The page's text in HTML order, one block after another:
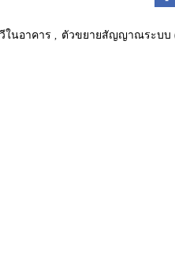
ในอาคาร ตัวขยายสัญญาณระบบ